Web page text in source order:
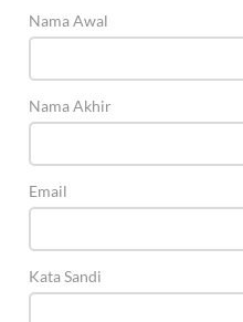
Nama Awal
Nama Akhir
Email
Kata Sandi